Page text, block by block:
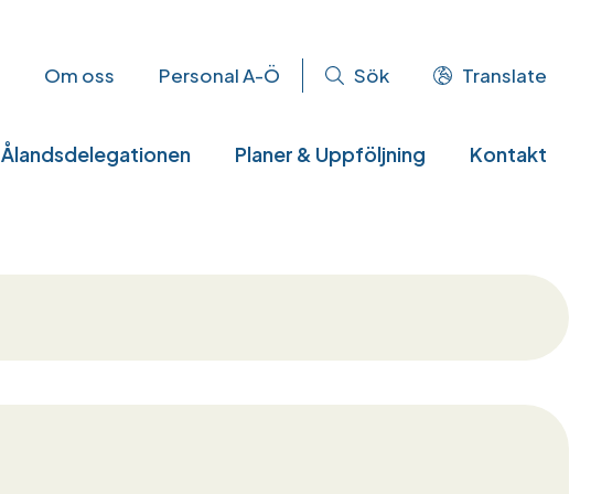
Om oss Personal A-Ö Sök Translate
Ålandsdelegationen Planer & Uppföljning Kontakt